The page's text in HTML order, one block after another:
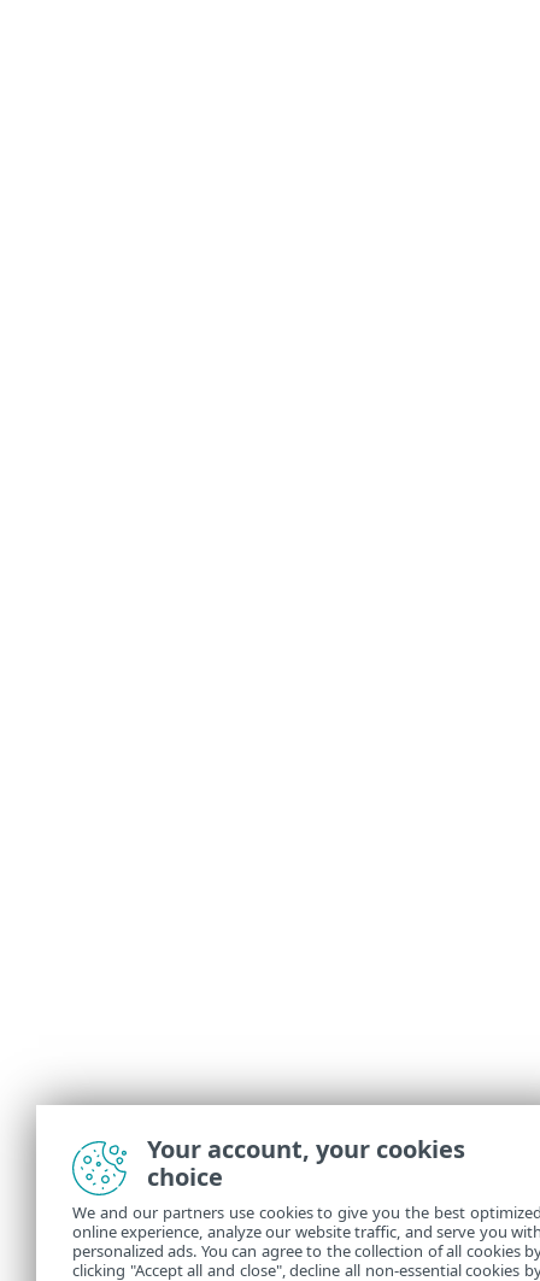
Your account, your cookies
choice
We and our partners use cookies to give you the best
online experience, analyze our website traffic, and serve you
personalized ads. You can agree to the collection of all cookies
clicking "Accept all and close", decline all non-essential cookies